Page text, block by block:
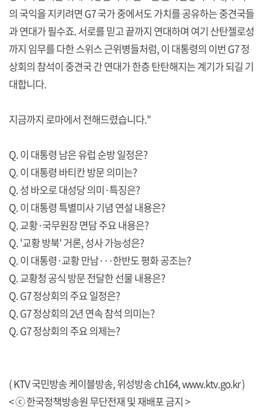
의 국익을 지키려면 G7 국가 중에서도 가치를 공유하는 중견국들
과 연대가 필수죠. 서로를 믿고 끝까지 연대하며 여기 산탄젤로성
까지 임무를 다한 스위스 근위병들처럼, 이 대통령의 이번 G7 정
상회의 참석이 중견국 간 연대가 한층 탄탄해지는 계기가 되길 기
대합니다.
지금까지 로마에서 전해드렸습니다."
Q. 이 대통령 남은 유럽 순방 일정은?
Q. 이 대통령 바티칸 방문 의미는?
Q. 성 바오로 대성당 의미·특징은?
Q. 이 대통령 특별미사 기념 연설 내용은?
Q. 교황·국무원장 면담 주요 내용은?
Q. '교황 방북' 거론, 성사 가능성은?
Q. 이 대통령·교황 만남···한반도 평화 공조는?
Q. 교황청 공식 방문 전달한 선물 내용은?
Q. G7 정상회의 주요 일정은?
Q. G7 정상회의 2년 연속 참석 의미는?
Q. G7 정상회의 주요 의제는?
( KTV 국민방송 케이블방송, 위성방송 ch164,www.ktv.go.kr)
< ⓒ 한국정책방송원 무단전재 및 재배포 금지 >